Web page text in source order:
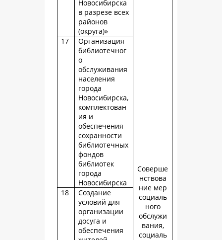
Новосибирска
в разрезе всех
районов
(округа)»
Соверше
нствова
ние мер
социаль
ного
обслужи
вания,
социаль
17
Организация
библиотечног
о
обслуживания
населения
города
Новосибирска,
комплектован
ия и
обеспечения
сохранности
библиотечных
фондов
библиотек
города
Новосибирска
18
Создание
условий для
организации
досуга и
обеспечения